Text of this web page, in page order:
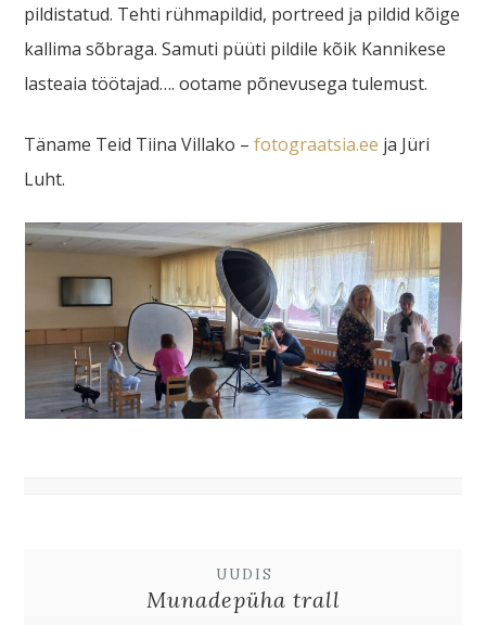
pildistatud. Tehti rühmapildid, portreed ja pildid kõige
kallima sõbraga. Samuti püüti pildile kõik Kannikese
lasteaia töötajad…. ootame põnevusega tulemust.
Täname Teid Tiina Villako –fotograatsia.ee ja Jüri
Luht.
UUDIS
Munadepüha trall